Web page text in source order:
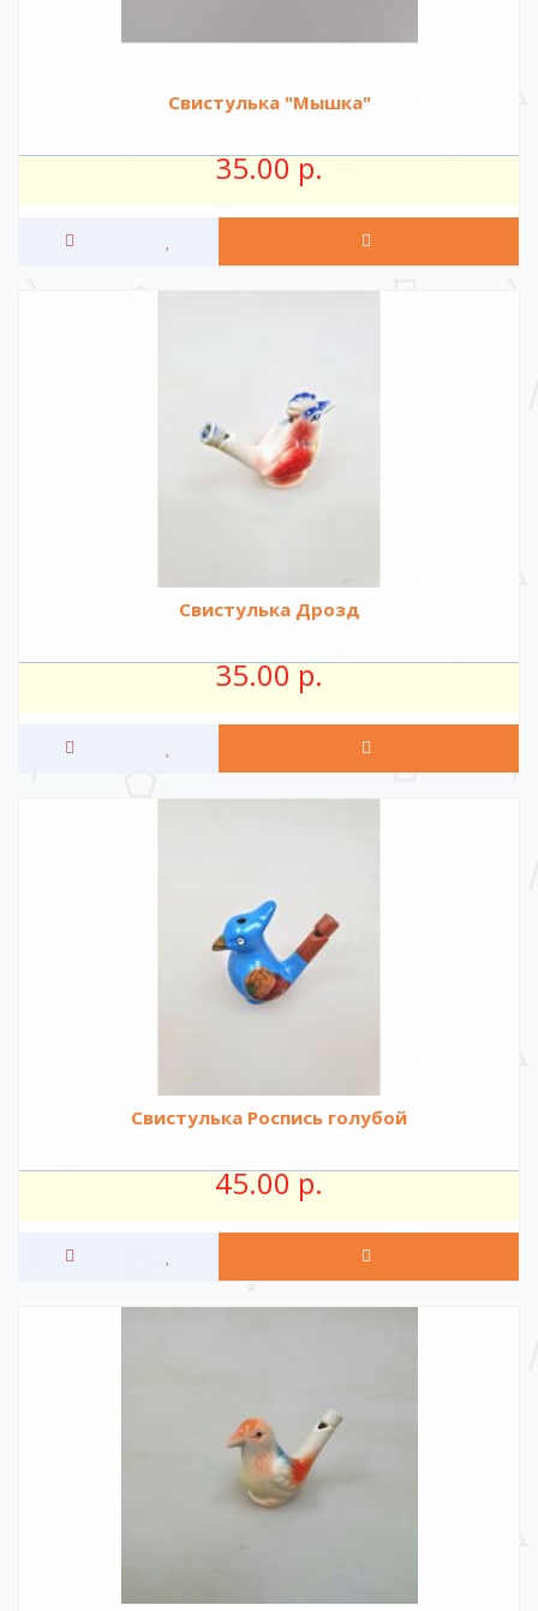
Свистулька "Мышка"
35.00 р.
Свистулька Дрозд
35.00 р.
Свистулька Роспись голубой
45.00 р.